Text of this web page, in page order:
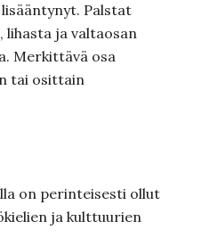
Palstat
ja valtaosan
Merkittävä osa
tai osittain
on perinteisesti ollut
ja kulttuurien